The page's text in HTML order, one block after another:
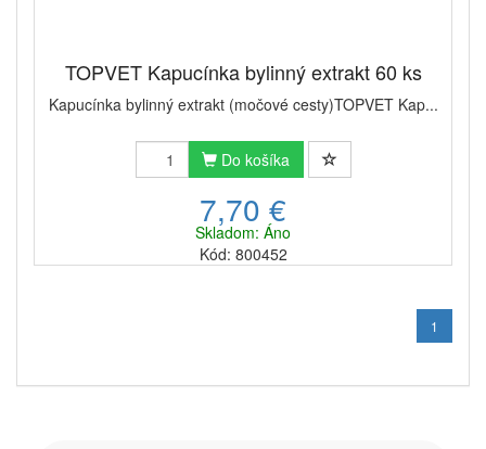
TOPVET Kapucínka bylinný extrakt 60 ks
Kapucínka bylinný extrakt (močové cesty)TOPVET Kap...
Do košíka
7,70 €
Skladom: Áno
Kód: 800452
1